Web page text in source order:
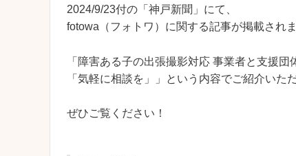
2024/9/23付の「神戸新聞」にて、
fotowa（フォトワ）に関する記事が掲載されま
「障害ある子の出張撮影対応 事業者と支援
「気軽に相談を」」という内容でご紹介いた
ぜひご覧ください！